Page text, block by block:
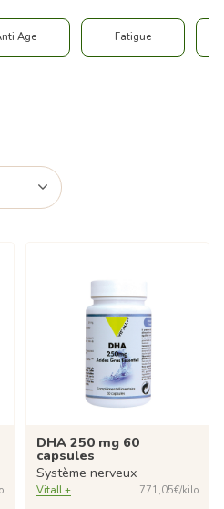
Age Fatigue
DHA 250 mg 60
capsules
Système nerveux
Vitall + 771,05€/kilo